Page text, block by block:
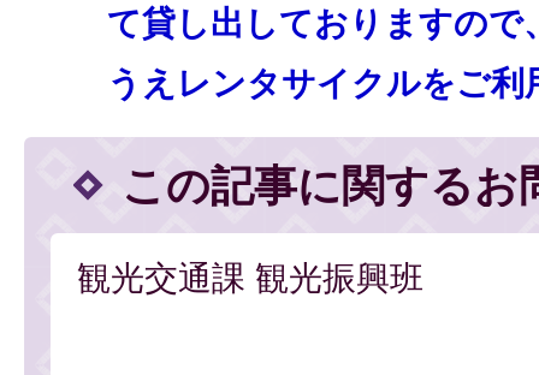
て貸し出しておりますので
うえレンタサイクルをご利
この記事に関するお
観光交通課 観光振興班